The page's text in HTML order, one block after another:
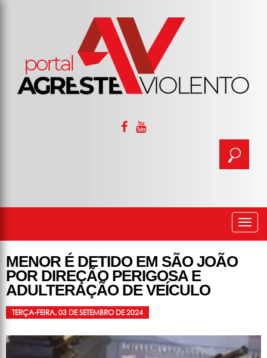
MENOR É DETIDO EM SÃO JOÃO
POR DIREÇÃO PERIGOSA E
ADULTERAÇÃO DE VEÍCULO
TERÇA-FEIRA, 03 DE SETEMBRO DE 2024